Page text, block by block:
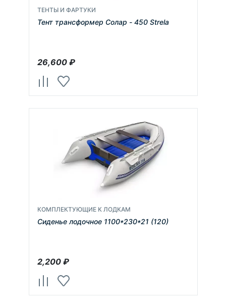
ТЕНТЫ И ФАРТУКИ
Тент трансформер Солар - 450 Strela
26,600₽
КОМПЛЕКТУЮЩИЕ К ЛОДКАМ
Сиденье лодочное 1100*230*21 (120)
2,200₽